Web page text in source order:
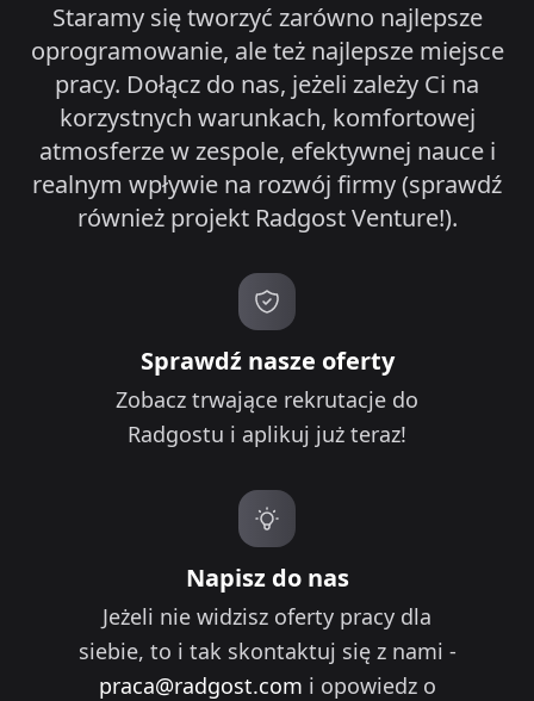
Staramy się tworzyć zarówno najlepsze
oprogramowanie, ale też najlepsze miejsce
pracy. Dołącz do nas, jeżeli zależy Ci na
korzystnych warunkach, komfortowej
atmosferze w zespole, efektywnej nauce i
realnym wpływie na rozwój firmy (sprawdź
również projekt Radgost Venture!).
Sprawdź nasze oferty
Zobacz trwające rekrutacje do
Radgostu i aplikuj już teraz!
Napisz do nas
Jeżeli nie widzisz oferty pracy dla
siebie, to i tak skontaktuj się z nami -
praca@radgost.com i opowiedz o